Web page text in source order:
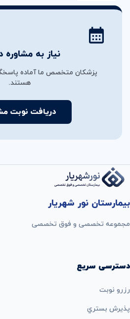
نیاز به مشاوره
پزشکان متخصص ما آماده
هستند.
دریافت نوبت
بیمارستان نور شهریار
مجموعه تخصصی و فوق تخصصی
دسترسی سریع
رزرو نوبت
پذيرش بستري